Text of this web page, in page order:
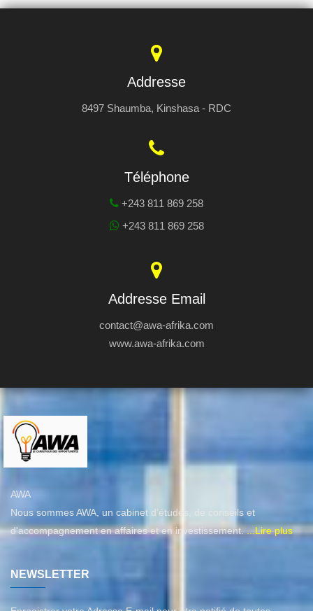
Addresse
8497 Shaumba, Kinshasa - RDC
Téléphone
+243 811 869 258
+243 811 869 258
Addresse Email
contact@awa-afrika.com
www.awa-afrika.com
AWA
Nous sommes AWA, un cabinet d’études, de conseils et
d'accompagnement en affaires et en investissement....Lire plus
NEWSLETTER